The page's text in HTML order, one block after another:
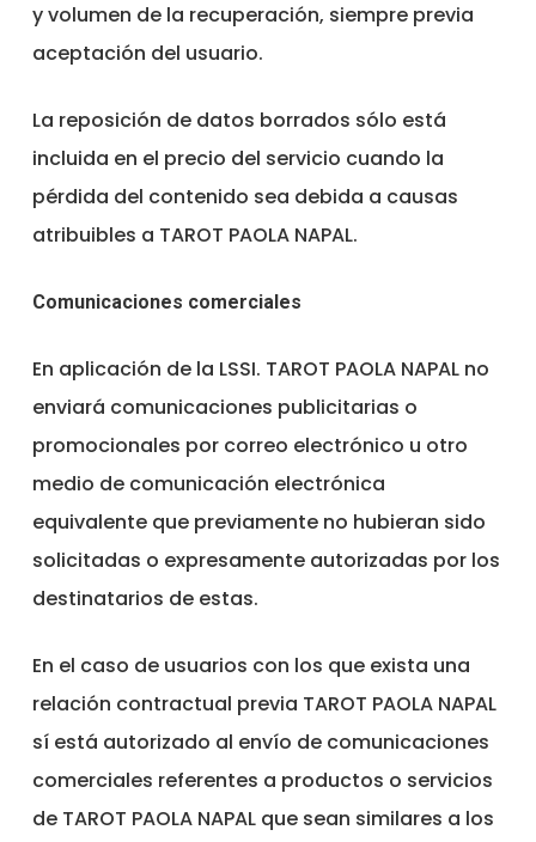
y volumen de la recuperación, siempre previa
aceptación del usuario.
La reposición de datos borrados sólo está
incluida en el precio del servicio cuando la
pérdida del contenido sea debida a causas
atribuibles a TAROT PAOLA NAPAL.
Comunicaciones comerciales
En aplicación de la LSSI. TAROT PAOLA NAPAL no
enviará comunicaciones publicitarias o
promocionales por correo electrónico u otro
medio de comunicación electrónica
equivalente que previamente no hubieran sido
solicitadas o expresamente autorizadas por los
destinatarios de estas.
En el caso de usuarios con los que exista una
relación contractual previa TAROT PAOLA NAPAL
sí está autorizado al envío de comunicaciones
comerciales referentes a productos o servicios
de TAROT PAOLA NAPAL que sean similares a los